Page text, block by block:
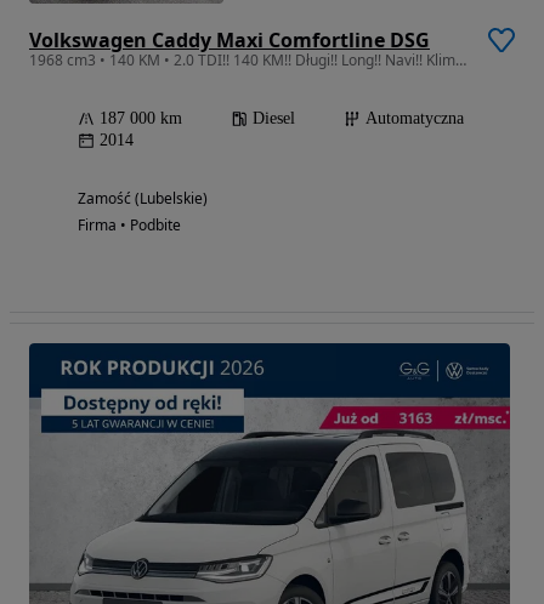
Volkswagen Caddy Maxi Comfortline DSG
1968 cm3 • 140 KM • 2.0 TDI!! 140 KM!! Długi!! Long!! Navi!! Klimatronik!! ASO!!
187 000 km Diesel
Automatyczna
2014
Zamość (Lubelskie)
Firma • Podbite